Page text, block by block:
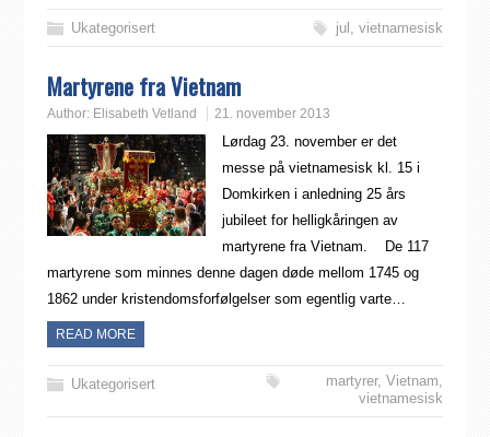
Ukategorisert jul ,vietnamesisk
Martyrene fra Vietnam
Author: Elisabeth Vetland 21. november 2013
Lørdag 23. november er det
messe på vietnamesisk kl. 15 i
Domkirken i anledning 25 års
jubileet for helligkåringen av
martyrene fra Vietnam. De 117
martyrene som minnes denne dagen døde mellom 1745 og
1862 under kristendomsforfølgelser som egentlig varte…
READ MORE
Ukategorisert martyrer,Vietnam
vietnamesisk